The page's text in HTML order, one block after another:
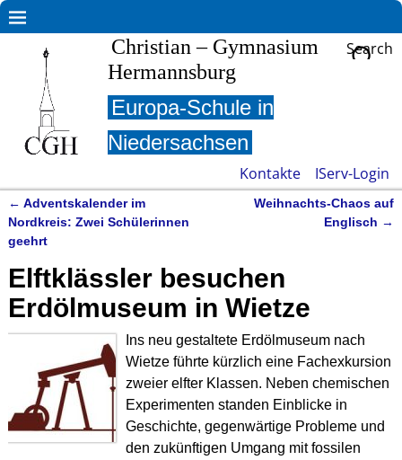
Christian – Gymnasium
Hermannsburg
Search
Europa-Schule in
Niedersachsen
Kontakte IServ-Login
Artikelnavigation
← Adventskalender im
Nordkreis: Zwei Schülerinnen
geehrt
Weihnachts-Chaos auf
Englisch →
Elftklässler besuchen
Erdölmuseum in Wietze
Ins neu gestaltete Erdölmuseum nach
Wietze führte kürzlich eine Fachexkursion
zweier elfter Klassen. Neben chemischen
Experimenten standen Einblicke in
Geschichte, gegenwärtige Probleme und
den zukünftigen Umgang mit fossilen